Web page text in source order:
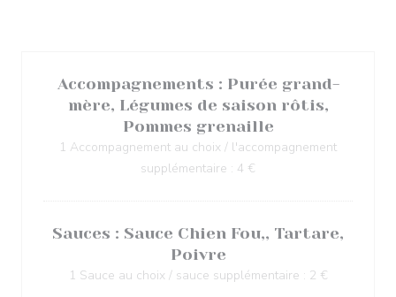
Accompagnements : Purée grand-
mère, Légumes de saison rôtis,
Pommes grenaille
1 Accompagnement au choix / l'accompagnement
supplémentaire : 4 €
Sauces : Sauce Chien Fou,, Tartare,
Poivre
1 Sauce au choix / sauce supplémentaire : 2 €